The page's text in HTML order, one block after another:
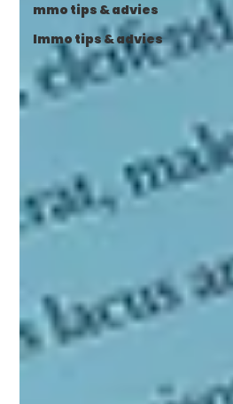
mmo tips & advies
Immo tips & advies